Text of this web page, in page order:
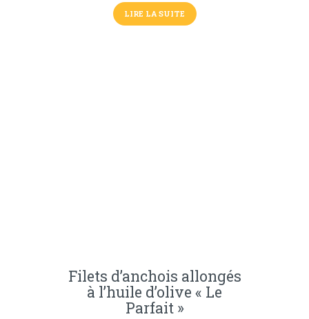
LIRE LA SUITE
Filets d’anchois allongés
à l’huile d’olive « Le
Parfait »